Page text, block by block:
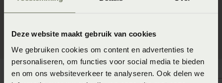
Deze website maakt gebruik van cookies
We gebruiken cookies om content en advertenties te
personaliseren, om functies voor social media te bieden
en om ons websiteverkeer te analyseren. Ook delen we